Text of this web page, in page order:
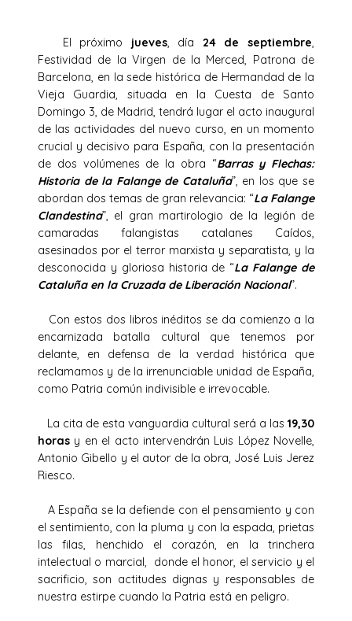
El próximo jueves, día 24 de septiembre
Festividad de la Virgen de la Merced, Patrona de
Barcelona, en la sede histórica de Hermandad de la
Vieja Guardia, situada en la Cuesta de Santo
Domingo 3, de Madrid, tendrá lugar el acto inaugural
de las actividades del nuevo curso, en un momento
crucial y decisivo para España, con la presentación
de dos volúmenes de la obra “Barras y Flechas:
Historia de la Falange de Cataluña”, en los que se
abordan dos temas de gran relevancia: “La Falange
Clandestina”, el gran martirologio de la legión de
camaradas falangistas catalanes Caídos,
asesinados por el terror marxista y separatista, y la
desconocida y gloriosa historia de “La Falange de
Cataluña en la Cruzada de Liberación Nacional”.
Con estos dos libros inéditos se da comienzo a la
encarnizada batalla cultural que tenemos por
delante, en defensa de la verdad histórica que
reclamamos y de la irrenunciable unidad de España,
como Patria común indivisible e irrevocable.
La cita de esta vanguardia cultural será a las19,30
horas y en el acto intervendrán Luis López Novelle,
Antonio Gibello y el autor de la obra, José Luis Jerez
Riesco.
A España se la defiende con el pensamiento y con
el sentimiento, con la pluma y con la espada, prietas
las filas, henchido el corazón, en la trinchera
intelectual o marcial, donde el honor, el servicio y el
sacrificio, son actitudes dignas y responsables de
nuestra estirpe cuando la Patria está en peligro.